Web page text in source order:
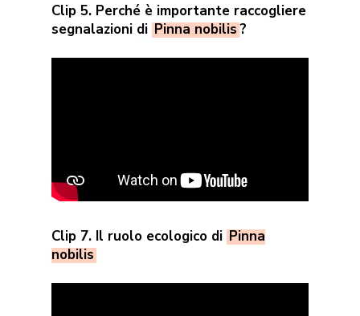
Clip 5. Perché è importante raccogliere
segnalazioni di Pinna nobilis?
Clip 7. Il ruolo ecologico di Pinna
nobilis